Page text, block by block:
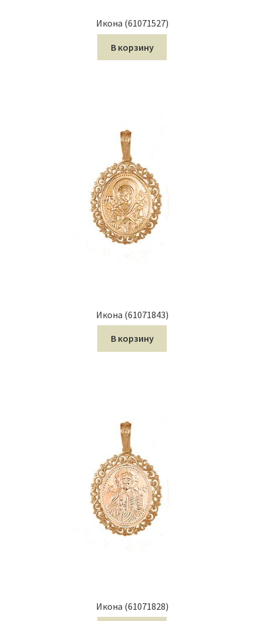
Икона (61071527)
В корзину
Икона (61071843)
В корзину
Икона (61071828)